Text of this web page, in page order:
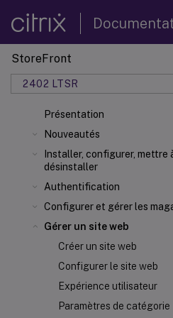
StoreFront
2402 LTSR
Présentation
Nouveautés
Installer, configurer, mettre
désinstaller
Authentification
Configurer et gérer les
Gérer un site web
Créer un site web
Configurer le site web
Expérience utilisateur
Paramètres de catégorie